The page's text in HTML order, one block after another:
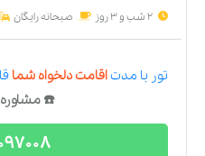
2 شب و 3 روز صبحانه رایگان
تور با مدتاقامت دلخواه شما
☎️ مشاوره